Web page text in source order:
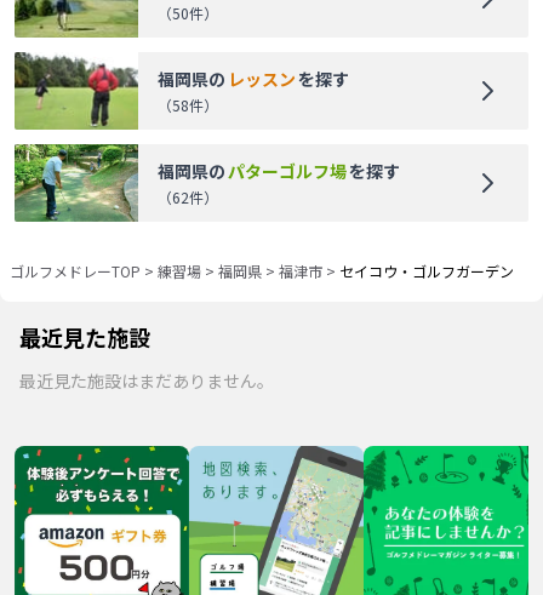
（50件）
福岡県の レッスンを探す
（58件）
福岡県の パターゴルフ場を探す
（62件）
ゴルフメドレーTOP > 練習場 > 福岡県 > 福津市 > セイコウ・ゴルフガーデン
最近見た施設
最近見た施設はまだありません。